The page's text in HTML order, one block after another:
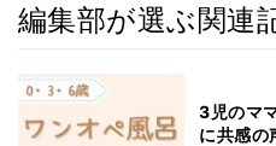
編集部が選ぶ関連
3児のマ
に共感